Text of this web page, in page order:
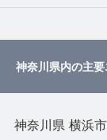
神奈川県内の主
神奈川県 横浜